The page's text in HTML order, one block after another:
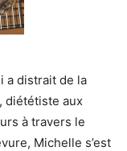
a distrait de la
, diététiste aux
à travers le
Michelle s’est